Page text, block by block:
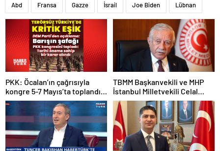
Abd Fransa Gazze İsrail Joe Biden Lübnan
PKK: Öcalan’ın çağrısıyla
kongre 5-7 Mayıs’ta toplandı!
Tarihi bir karar alındı!
TBMM Başkanvekili ve MHP
İstanbul Milletvekili Celal
Adan: Kan ve kin devri
kapanmıştır